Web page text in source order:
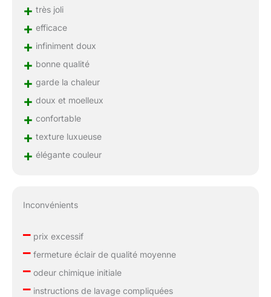
+ très joli
+ efficace
+ infiniment doux
+ bonne qualité
+ garde la chaleur
+ doux et moelleux
+ confortable
+ texture luxueuse
+ élégante couleur
Inconvénients
–prix excessif
–fermeture éclair de qualité moyenne
–odeur chimique initiale
–instructions de lavage compliquées